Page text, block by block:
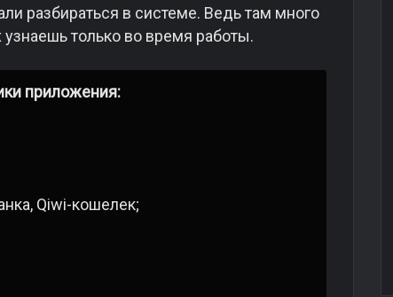
разбираться в системе. Ведь там много
только во время работы.
приложения:
Qiwi-кошелек;